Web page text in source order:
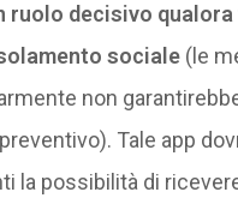
ruolo decisivo
sociale(le
non
Tale app
la possibilità di